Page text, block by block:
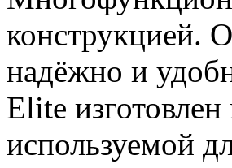
конструкцией.
надёжно и
Elite
используемой